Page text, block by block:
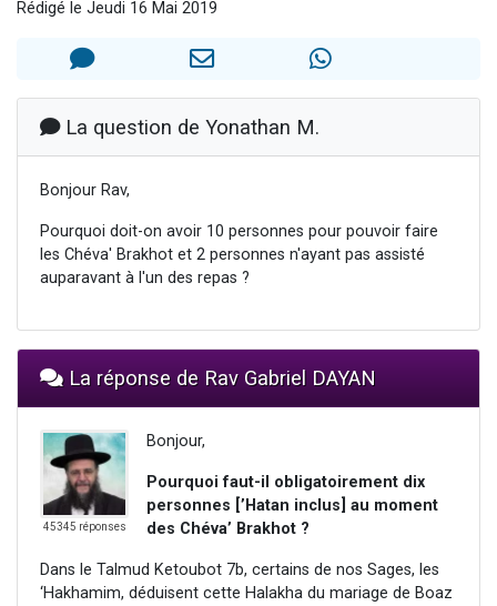
30 personnes viennent de faire un don pour Sauvez la jambe de Yohan
12 nouvelles musiques dans Torah-Box Music
29 personnes viennent de demander une bénédiction
Rédigé le Jeudi 16 Mai 2019
La question de Yonathan M.
Bonjour Rav,
Pourquoi doit-on avoir 10 personnes pour pouvoir faire
les Chéva' Brakhot et 2 personnes n'ayant pas assisté
auparavant à l'un des repas ?
La réponse de Rav Gabriel DAYAN
45345 réponses
Bonjour,
Pourquoi faut-il obligatoirement dix
personnes [’Hatan inclus] au moment
des Chéva’ Brakhot ?
Dans le Talmud Ketoubot 7b, certains de nos Sages, les
‘Hakhamim, déduisent cette Halakha du mariage de Boaz